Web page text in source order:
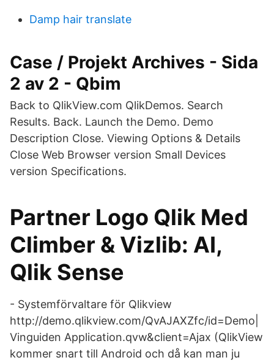
Damp hair translate
Case / Projekt Archives - Sida
2 av 2 - Qbim
Back to QlikView.com QlikDemos. Search
Results. Back. Launch the Demo. Demo
Description Close. Viewing Options & Details
Close Web Browser version Small Devices
version Specifications.
Partner Logo Qlik Med
Climber & Vizlib: AI,
Qlik Sense
- Systemförvaltare för Qlikview
http://demo.qlikview.com/QvAJAXZfc/id=Demo|
Vinguiden Application.qvw&client=Ajax (QlikView
kommer snart till Android och då kan man ju